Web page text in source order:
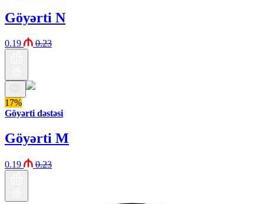
Göyərti N
0.19 0.23
17%
Göyərti dəstəsi
Göyərti M
0.19 0.23